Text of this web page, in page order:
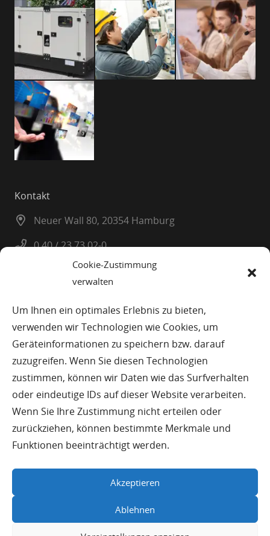
Cookie-Zustimmung
verwalten
Um Ihnen ein optimales Erlebnis zu bieten,
verwenden wir Technologien wie Cookies, um
Geräteinformationen zu speichern bzw. darauf
zuzugreifen. Wenn Sie diesen Technologien
zustimmen, können wir Daten wie das Surfverhalten
oder eindeutige IDs auf dieser Website verarbeiten.
Wenn Sie Ihre Zustimmung nicht erteilen oder
zurückziehen, können bestimmte Merkmale und
Funktionen beeinträchtigt werden.
Akzeptieren
Ablehnen
Kontakt
Neuer Wall 80, 20354 Hamburg
0 40 / 23 73 02-0
0 40 / 23 08 25
© Planatel Planungs-und Beratungsges. mbH
Impressum
Datenschutz
Seitenübersicht
AGB